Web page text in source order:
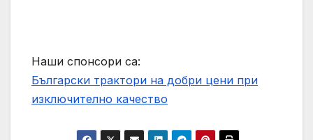
Наши спонсори са:
Български трактори на добри цени при
изключително качество